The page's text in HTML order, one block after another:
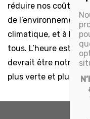
réduire nos coûts,
de l’environnement,
climatique, et à la
tous. L’heure est
devrait être notre cri
plus verte et plus